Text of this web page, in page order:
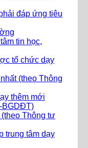
đáp ứng tiêu
tin học,
tổ chức dạy
(theo Thông
thêm mới
BGDĐT)
Thông tư
trung tâm dạy